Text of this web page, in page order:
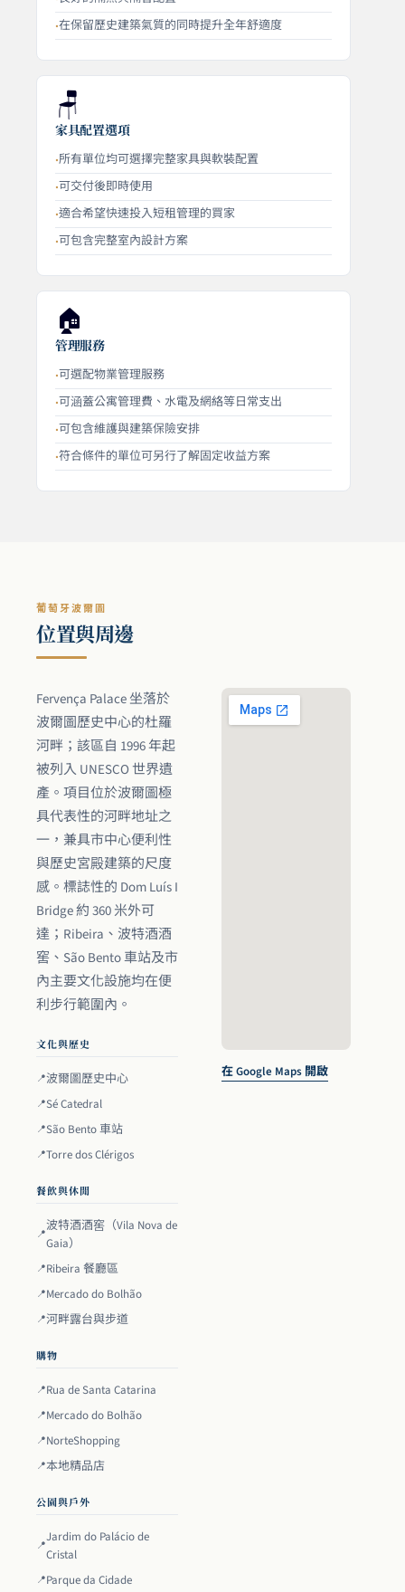
在保留歷史建築氣質的同時提升全年舒適度
🪑
家具配置選項
所有單位均可選擇完整家具與軟裝配置
可交付後即時使用
適合希望快速投入短租管理的買家
可包含完整室內設計方案
🏠
管理服務
可選配物業管理服務
可涵蓋公寓管理費、水電及網絡等日常支出
可包含維護與建築保險安排
符合條件的單位可另行了解固定收益方案
葡萄牙波爾圖
位置與周邊
Fervença Palace 坐落於
波爾圖歷史中心的杜羅
河畔；該區自 1996 年起
被列入 UNESCO 世界遺
產。項目位於波爾圖極
具代表性的河畔地址之
一，兼具市中心便利性
與歷史宮殿建築的尺度
感。標誌性的 Dom Luís I
Bridge 約 360 米外可
達；Ribeira、波特酒酒
窖、São Bento 車站及市
內主要文化設施均在便
利步行範圍內。
文化與歷史
波爾圖歷史中心
Sé Catedral
São Bento 車站
Torre dos Clérigos
餐飲與休閒
波特酒酒窖（Vila Nova de
Gaia）
Ribeira 餐廳區
Mercado do Bolhão
河畔露台與步道
購物
Rua de Santa Catarina
Mercado do Bolhão
NorteShopping
本地精品店
公園與戶外
Jardim do Palácio de
Cristal
Parque da Cidade
在 Google Maps 開啟